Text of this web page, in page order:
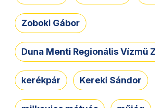
Zoboki Gábor
Duna Menti Regionális Vízmű
kerékpár Kereki Sándor